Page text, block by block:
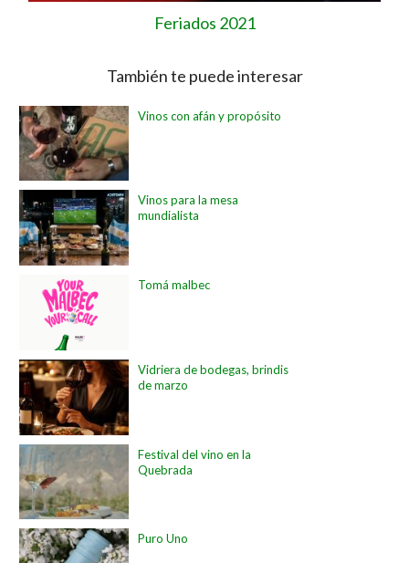
Feriados 2021
También te puede interesar
Vinos con afán y propósito
Vinos para la mesa
mundialista
Tomá malbec
Vidriera de bodegas, brindis
de marzo
Festival del vino en la
Quebrada
Puro Uno